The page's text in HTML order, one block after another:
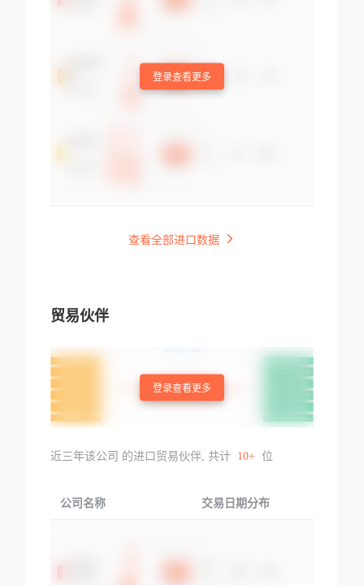
登录查看更多
查看全部进口数据
贸易伙伴
登录查看更多
近三年该公司 的进口贸易伙伴, 共计 10+ 位
公司名称 交易日期分布